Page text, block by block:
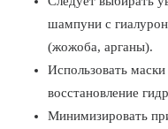
шампуни с
(жожоба, арганы).
Использовать
восстановление
Минимизировать